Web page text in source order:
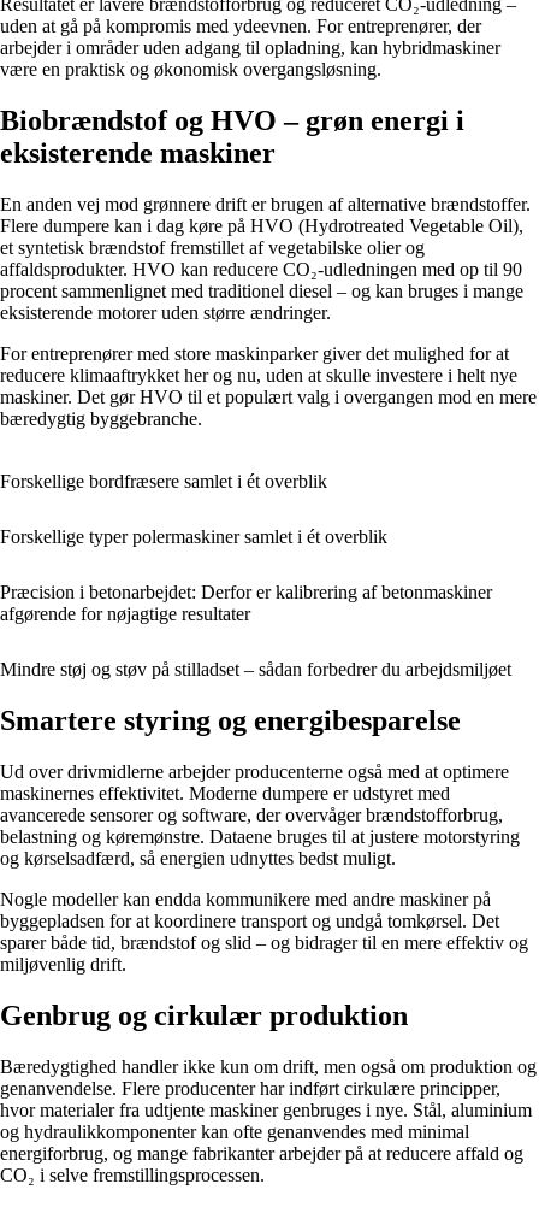
Resultatet er lavere brændstofforbrug og reduceret CO₂-udledning –
uden at gå på kompromis med ydeevnen. For entreprenører, der
arbejder i områder uden adgang til opladning, kan hybridmaskiner
være en praktisk og økonomisk overgangsløsning.
Biobrændstof og HVO – grøn energi i
eksisterende maskiner
En anden vej mod grønnere drift er brugen af alternative brændstoffer.
Flere dumpere kan i dag køre på HVO (Hydrotreated Vegetable Oil),
et syntetisk brændstof fremstillet af vegetabilske olier og
affaldsprodukter. HVO kan reducere CO₂-udledningen med op til 90
procent sammenlignet med traditionel diesel – og kan bruges i mange
eksisterende motorer uden større ændringer.
For entreprenører med store maskinparker giver det mulighed for at
reducere klimaaftrykket her og nu, uden at skulle investere i helt nye
maskiner. Det gør HVO til et populært valg i overgangen mod en mere
bæredygtig byggebranche.
Forskellige bordfræsere samlet i ét overblik
Forskellige typer polermaskiner samlet i ét overblik
Præcision i betonarbejdet: Derfor er kalibrering af betonmaskiner
afgørende for nøjagtige resultater
Mindre støj og støv på stilladset – sådan forbedrer du arbejdsmiljøet
Smartere styring og energibesparelse
Ud over drivmidlerne arbejder producenterne også med at optimere
maskinernes effektivitet. Moderne dumpere er udstyret med
avancerede sensorer og software, der overvåger brændstofforbrug,
belastning og køremønstre. Dataene bruges til at justere motorstyring
og kørselsadfærd, så energien udnyttes bedst muligt.
Nogle modeller kan endda kommunikere med andre maskiner på
byggepladsen for at koordinere transport og undgå tomkørsel. Det
sparer både tid, brændstof og slid – og bidrager til en mere effektiv og
miljøvenlig drift.
Genbrug og cirkulær produktion
Bæredygtighed handler ikke kun om drift, men også om produktion og
genanvendelse. Flere producenter har indført cirkulære principper,
hvor materialer fra udtjente maskiner genbruges i nye. Stål, aluminium
og hydraulikkomponenter kan ofte genanvendes med minimal
energiforbrug, og mange fabrikanter arbejder på at reducere affald og
CO₂ i selve fremstillingsprocessen.